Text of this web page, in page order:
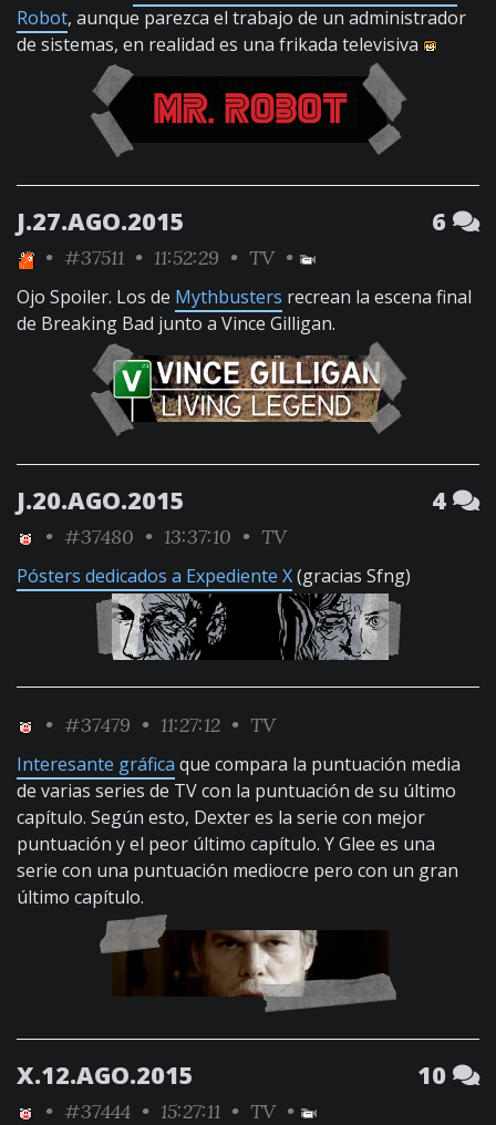
Robot, aunque parezca el trabajo de un administrador
de sistemas, en realidad es una frikada televisiva
J.27.AGO.2015 6
• #37511 • 11:52:29 • TV•
Ojo Spoiler. Los de Mythbusters recrean la escena final
de Breaking Bad junto a Vince Gilligan.
J.20.AGO.2015 4
• #37480 • 13:37:10 • TV
Pósters dedicados a Expediente X(gracias Sfng)
• #37479 • 11:27:12 • TV
Interesante gráfica que compara la puntuación media
de varias series de TV con la puntuación de su último
capítulo. Según esto, Dexter es la serie con mejor
puntuación y el peor último capítulo. Y Glee es una
serie con una puntuación mediocre pero con un gran
último capítulo.
X.12.AGO.2015 10
• #37444 • 15:27:11 • TV•